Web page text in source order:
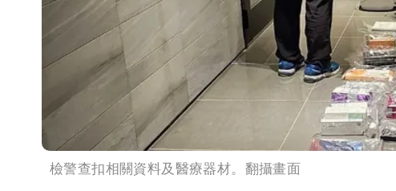
檢警查扣相關資料及醫療器材。翻攝畫面